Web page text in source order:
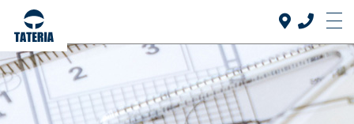
Top
トップ
当社について